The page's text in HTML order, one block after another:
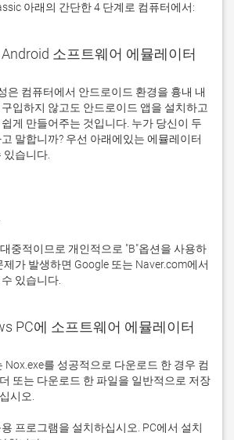
아래의 간단한 4 단계로 컴퓨터에서:
소프트웨어 에뮬레이터
은 컴퓨터에서 안드로이드 환경을 흉내 내
입하지 않고도 안드로이드 앱을 설치하고
게 만들어주는 것입니다. 누가 당신이 두
말합니까? 우선 아래에있는 에뮬레이터
제가 발생하면 Google 또는 Naver.com에서
있습니다.
PC에 소프트웨어 에뮬레이터
Nox.exe를 성공적으로 다운로드 한 경우 컴
또는 다운로드 한 파일을 일반적으로 저장